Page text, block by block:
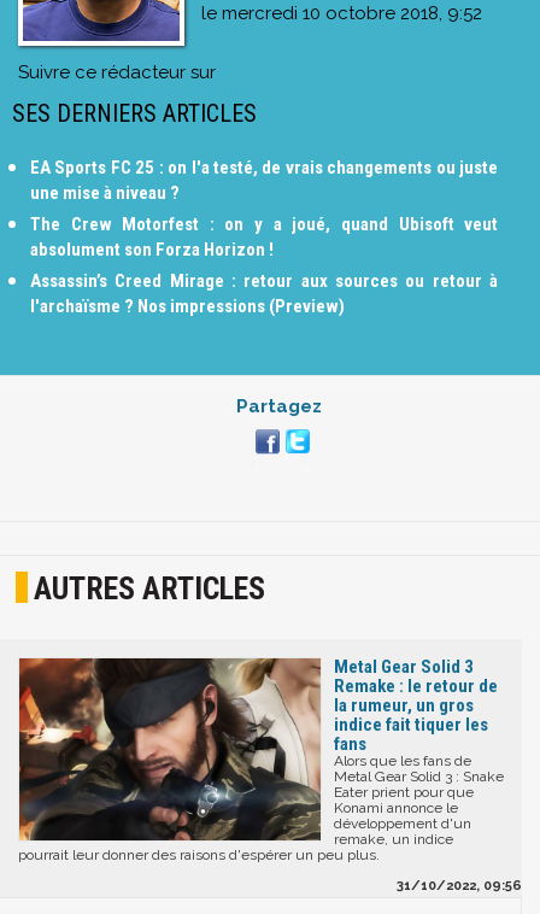
le mercredi 10 octobre 2018, 9:52
Suivre ce rédacteur sur
SES DERNIERS ARTICLES
EA Sports FC 25 : on l'a testé, de vrais changements ou juste
une mise à niveau ?
The Crew Motorfest : on y a joué, quand Ubisoft veut
absolument son Forza Horizon !
Assassin’s Creed Mirage : retour aux sources ou retour à
l'archaïsme ? Nos impressions (Preview)
Partagez
AUTRES ARTICLES
Metal Gear Solid 3
Remake : le retour de
la rumeur, un gros
indice fait tiquer les
fans
Alors que les fans de
Metal Gear Solid 3 : Snake
Eater prient pour que
Konami annonce le
développement d'un
remake, un indice
pourrait leur donner des raisons d'espérer un peu plus.
31/10/2022, 09:56